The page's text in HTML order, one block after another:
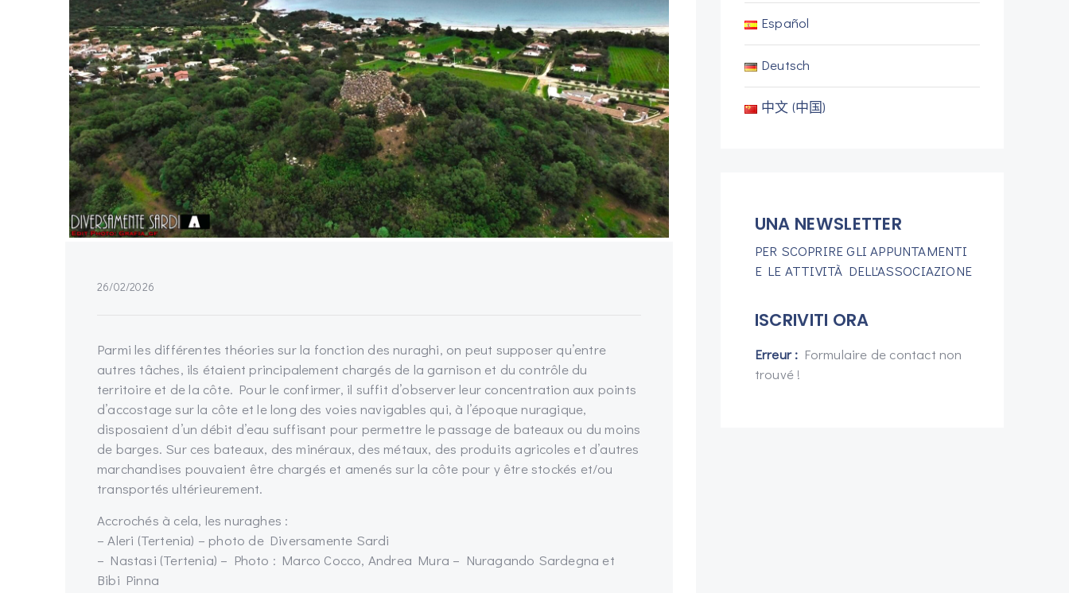
26/02/2026
Parmi les différentes théories sur la fonction des nuraghi, on peut supposer qu’entre
autres tâches, ils étaient principalement chargés de la garnison et du contrôle du
territoire et de la côte. Pour le confirmer, il suffit d’observer leur concentration aux points
d’accostage sur la côte et le long des voies navigables qui, à l’époque nuragique,
disposaient d’un débit d’eau suffisant pour permettre le passage de bateaux ou du moins
de barges. Sur ces bateaux, des minéraux, des métaux, des produits agricoles et d’autres
marchandises pouvaient être chargés et amenés sur la côte pour y être stockés et/ou
transportés ultérieurement.
Accrochés à cela, les nuraghes :
– Aleri (Tertenia) – photo de Diversamente Sardi
– Nastasi (Tertenia) – Photo : Marco Cocco, Andrea Mura – Nuragando Sardegna et
Bibi Pinna
Español
Deutsch
中文 (中国)
UNA NEWSLETTER
PER SCOPRIRE GLI APPUNTAMENTI
E LE ATTIVITÀ DELL'ASSOCIAZIONE
ISCRIVITI ORA
Erreur : Formulaire de contact non
trouvé !